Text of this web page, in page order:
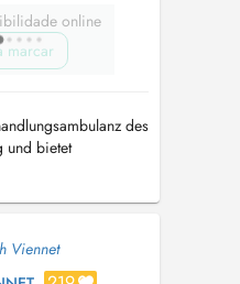
online
marcar
des
und bietet
für ein
Menschen, die
Erlebnisse